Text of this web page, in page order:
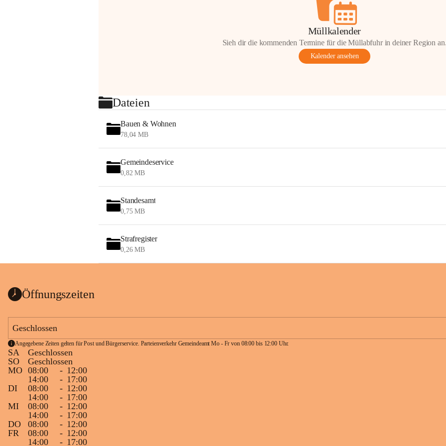
Müllkalender
Sieh dir die kommenden Termine für die Müllabfuhr in deiner Region
Kalender ansehen
Dateien
Bauen & Wohnen
78,04 MB
Gemeindeservice
0,82 MB
Standesamt
0,75 MB
Strafregister
0,26 MB
Öffnungszeiten
Geschlossen
Angegebene Zeiten gelten für Post und Bürgerservice. Parteienverkehr Gemeindeamt Mo - Fr von 08:00 bis 12:00 Uhr.
SA
Geschlossen
SO
Geschlossen
MO 08:00 - 12:00
14:00
- 17:00
DI
08:00 - 12:00
14:00
- 17:00
MI
08:00 - 12:00
14:00
- 17:00
DO
08:00 - 12:00
FR
08:00 - 12:00
14:00
- 17:00